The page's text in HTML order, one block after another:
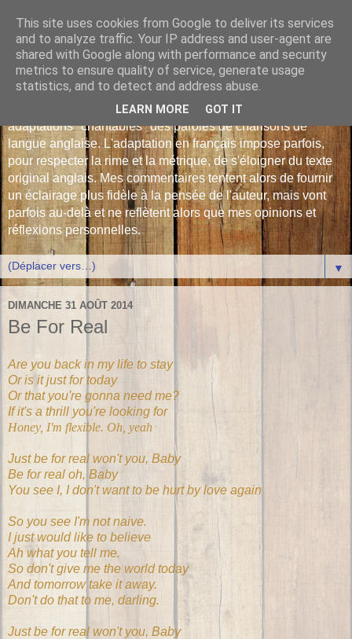
Les Monophonies de
Polyphrène
Versions françaises inédites : déjà plus de 510 traductions -
adaptations "chantables" des paroles de chansons de
langue anglaise. L'adaptation en français impose parfois,
pour respecter la rime et la métrique, de s'éloigner du texte
original anglais. Mes commentaires tentent alors de fournir
un éclairage plus fidèle à la pensée de l'auteur, mais vont
parfois au-delà et ne reflètent alors que mes opinions et
réflexions personnelles.
▼
DIMANCHE 31 AOÛT 2014
Be For Real
Are you back in my life to stay
Or is it just for today
Or that you're gonna need me?
If it's a thrill you're looking for
Honey, I'm flexible. Oh, yeah
Just be for real won't you, Baby
Be for real oh, Baby
You see I, I don't want to be hurt by love again
So you see I'm not naive.
I just would like to believe
Ah what you tell me.
So don't give me the world today
And tomorrow take it away.
Don't do that to me, darling.
Just be for real won't you, Baby
This site uses cookies from Google to deliver its services
and to analyze traffic. Your IP address and user-agent are
shared with Google along with performance and security
metrics to ensure quality of service, generate usage
statistics, and to detect and address abuse.
LEARN MORE GOT IT